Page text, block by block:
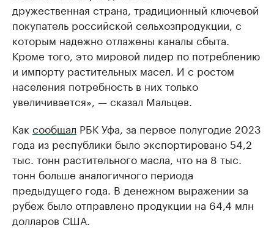
дружественная страна, традиционный ключевой
покупатель российской сельхозпродукции, с
которым надежно отлажены каналы сбыта.
Кроме того, это мировой лидер по потреблению
и импорту растительных масел. И с ростом
населения потребность в них только
увеличивается», — сказал Мальцев.
Как сообщал РБК Уфа, за первое полугодие 2023
года из республики было экспортировано 54,2
тыс. тонн растительного масла, что на 8 тыс.
тонн больше аналогичного периода
предыдущего года. В денежном выражении за
рубеж было отправлено продукции на 64,4 млн
долларов США.